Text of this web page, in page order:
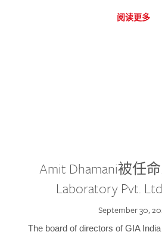
阅读更多
Amit Dhamani被任
Laboratory Pvt.
September 30,
The board of directors of GIA